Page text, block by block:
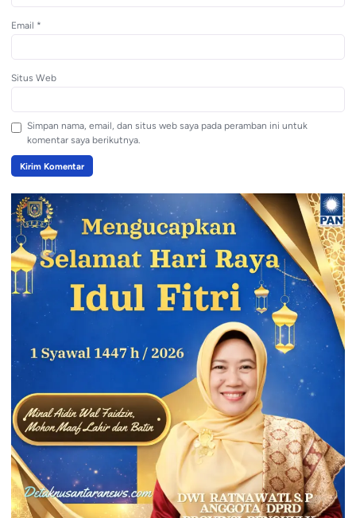
Email *
Situs Web
Simpan nama, email, dan situs web saya pada peramban ini untuk
komentar saya berikutnya.